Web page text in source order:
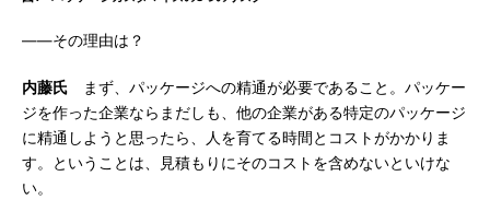
――その理由は？
内藤氏 まず、パッケージへの精通が必要であること。パッケー
ジを作った企業ならまだしも、他の企業がある特定のパッケージ
に精通しようと思ったら、人を育てる時間とコストがかかりま
す。ということは、見積もりにそのコストを含めないといけな
い。